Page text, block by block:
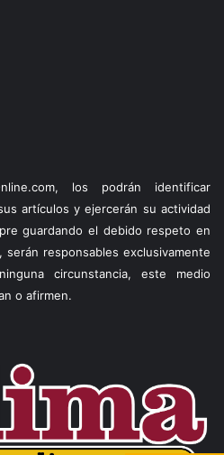
los podrán identificar
artículos y ejercerán su actividad
guardando el debido respeto en
responsables exclusivamente
circunstancia, este medio
o afirmen.